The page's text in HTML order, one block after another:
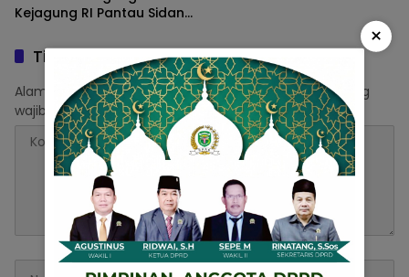
Kejagung RI Pantau Sidang
CoalTinggalkan Balasan
Alamat email Anda tidak akan dipublikasikan. Ruas yang
wajib ditandai*
×